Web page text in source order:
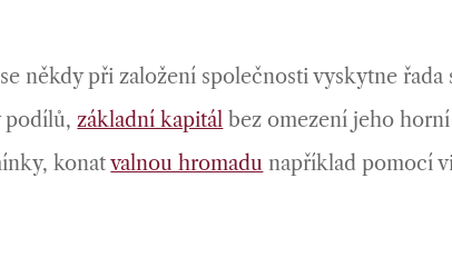
někdy při založení společnosti vyskytne
podílů,základní kapitál bez omezení jeho
konatvalnou hromadu například pomocí